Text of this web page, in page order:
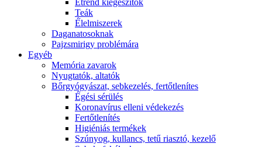
É́trend kiegészítők
Teák
É́lelmiszerek
Daganatosoknak
Pajzsmirigy problémára
Egyéb
Memória zavarok
Nyugtatók, altatók
Bőrgyógyászat, sebkezelés, fertőtlenítes
É́gési sérülés
Koronavírus elleni védekezés
Fertőtlenítés
Higiéniás termékek
Szúnyog, kullancs, tetű riasztó, kezelő